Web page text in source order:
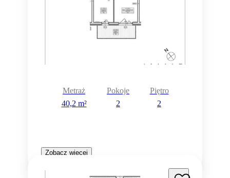
Metraż
40,2 m²
Pokoje
2
Piętro
2
Zobacz więcej